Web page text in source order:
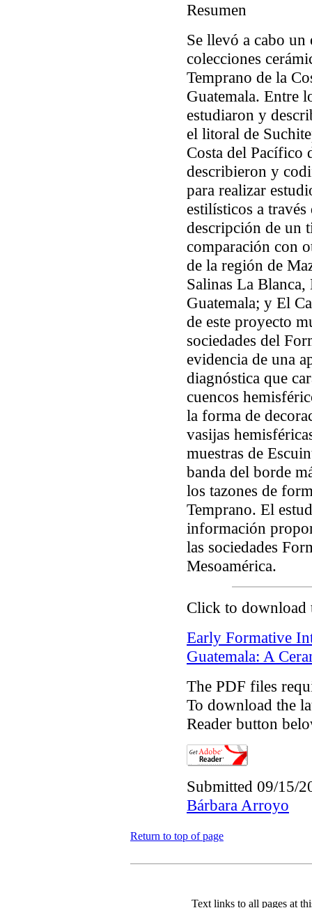
Resumen
Se llevó a cabo
colecciones
Temprano de la
Guatemala. Entre
estudiaron y
el litoral de
Costa del Pacífico
describieron y
para realizar
estilísticos a
descripción de un
comparación con
de la región de
Salinas La
Guatemala; y El
de este proyecto
sociedades del
evidencia de una
diagnóstica que
cuencos
la forma de
vasijas
muestras de
banda del borde
los tazones de
Temprano. El
información
las sociedades
Mesoamérica.
Click to download
Early Formative
Guatemala: A
The PDF files
To download the
Reader button
Submitted 09/15/
Bárbara Arroyo
Return to top of page
Text links to all pages at